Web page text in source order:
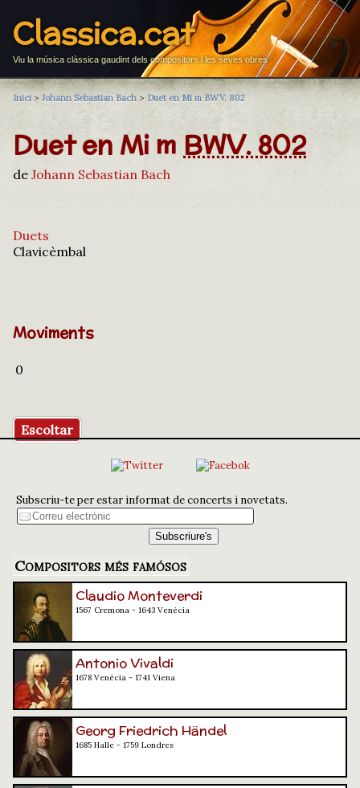
Classica.cat
Viu la música clàssica gaudint dels compositors i les seves obres
Inici > Johann Sebastian Bach > Duet en Mi m BWV. 802
Duet en Mi m BWV. 802
de Johann Sebastian Bach
Duets
Clavicèmbal
Moviments
0
Escoltar
Subscriu-te per estar informat de concerts i novetats.
Compositors més famósos
Claudio Monteverdi
1567 Cremona - 1643 Venècia
Antonio Vivaldi
1678 Venècia - 1741 Viena
Georg Friedrich Händel
1685 Halle - 1759 Londres